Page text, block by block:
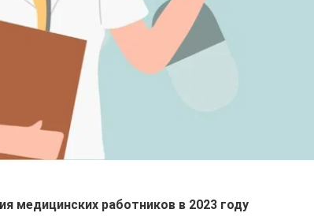
медицинских работников в 2023 году